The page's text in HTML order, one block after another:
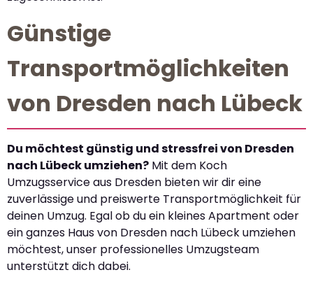
Günstige
Transportmöglichkeiten
von Dresden nach Lübeck
Du möchtest günstig und stressfrei von Dresden
nach Lübeck umziehen? Mit dem Koch
Umzugsservice aus Dresden bieten wir dir eine
zuverlässige und preiswerte Transportmöglichkeit für
deinen Umzug. Egal ob du ein kleines Apartment oder
ein ganzes Haus von Dresden nach Lübeck umziehen
möchtest, unser professionelles Umzugsteam
unterstützt dich dabei.